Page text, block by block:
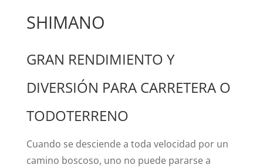
SHIMANO
GRAN RENDIMIENTO Y
DIVERSIÓN PARA CARRETERA O
TODOTERRENO
Cuando se desciende a toda velocidad por un
camino boscoso, uno no puede pararse a